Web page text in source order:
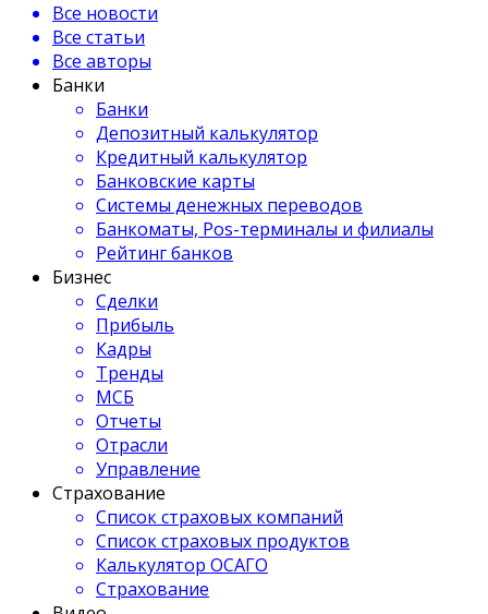
Все новости
Все статьи
Все авторы
Банки
Банки
Депозитный калькулятор
Кредитный калькулятор
Банковские карты
Системы денежных переводов
Банкоматы, Pos-терминалы и филиалы
Рейтинг банков
Бизнес
Сделки
Прибыль
Кадры
Тренды
МСБ
Отчеты
Отрасли
Управление
Страхование
Список страховых компаний
Список страховых продуктов
Калькулятор ОСАГО
Страхование